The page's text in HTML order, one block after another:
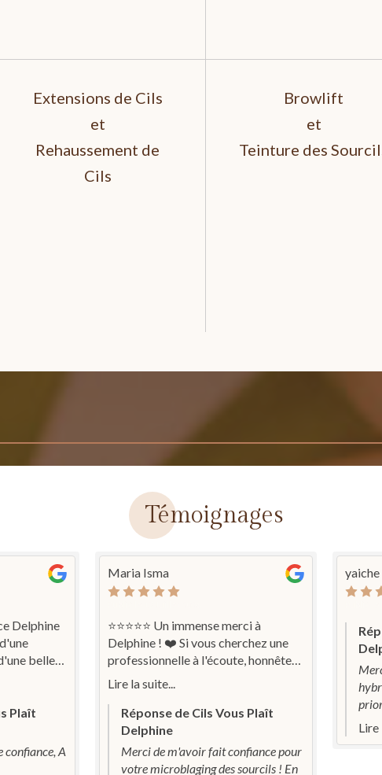
Extensions de Cils
et
Rehaussement de
Cils
Browlift
et
Teinture des
Témoignages
Delphine
belle
! Merci
Plaît
A
Maria Isma
⭐⭐⭐⭐⭐ Un immense merci à
Delphine ! ❤️ Si vous cherchez une
professionnelle à l'écoute, honnête
et passionnée par son travail, ne
véritable perle. Elle prend le temps
d'expliquer chaque étape, répond à
toutes les questions avec gentillesse
et surtout, elle dit les choses telles
Lire la suite...
Réponse de Cils Vous Plaît
Delphine
Merci de m'avoir fait confiance pour
votre microblaging des sourcils ! En
Lire